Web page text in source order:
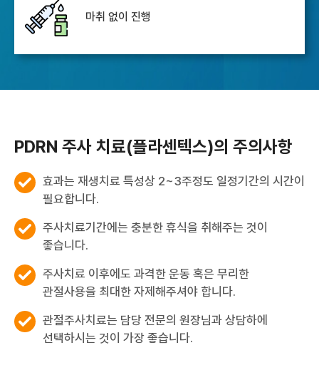
마취 없이 진행
PDRN 주사 치료(플라센텍스)의 주의사항
효과는 재생치료 특성상 2~3주정도 일정기간의 시간이
필요합니다.
주사치료기간에는 충분한 휴식을 취해주는 것이
좋습니다.
주사치료 이후에도 과격한 운동 혹은 무리한
관절사용을 최대한 자제해주셔야 합니다.
관절주사치료는 담당 전문의 원장님과 상담하에
선택하시는 것이 가장 좋습니다.